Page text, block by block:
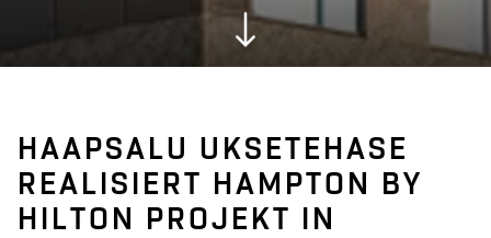
HAAPSALU UKSETEHASE
REALISIERT HAMPTON BY
HILTON PROJEKT IN